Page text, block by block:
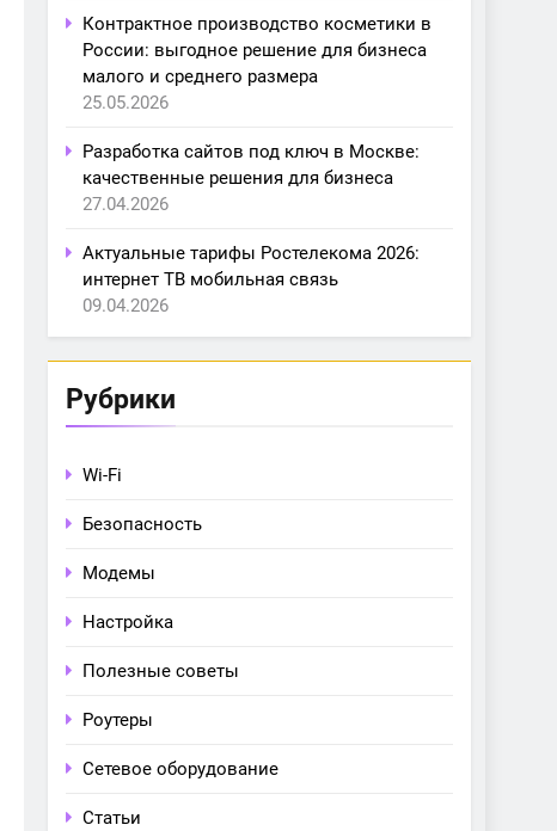
Контрактное производство косметики в
России: выгодное решение для бизнеса
малого и среднего размера
25.05.2026
Разработка сайтов под ключ в Москве:
качественные решения для бизнеса
27.04.2026
Актуальные тарифы Ростелекома 2026:
интернет ТВ мобильная связь
09.04.2026
Рубрики
Wi-Fi
Безопасность
Модемы
Настройка
Полезные советы
Роутеры
Сетевое оборудование
Статьи